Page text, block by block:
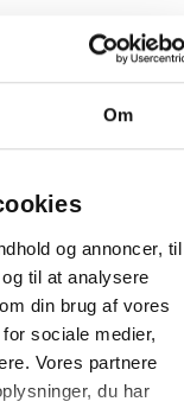
Om
og annoncer, til
til at analysere
din brug af vores
sociale medier,
Vores partnere
du har